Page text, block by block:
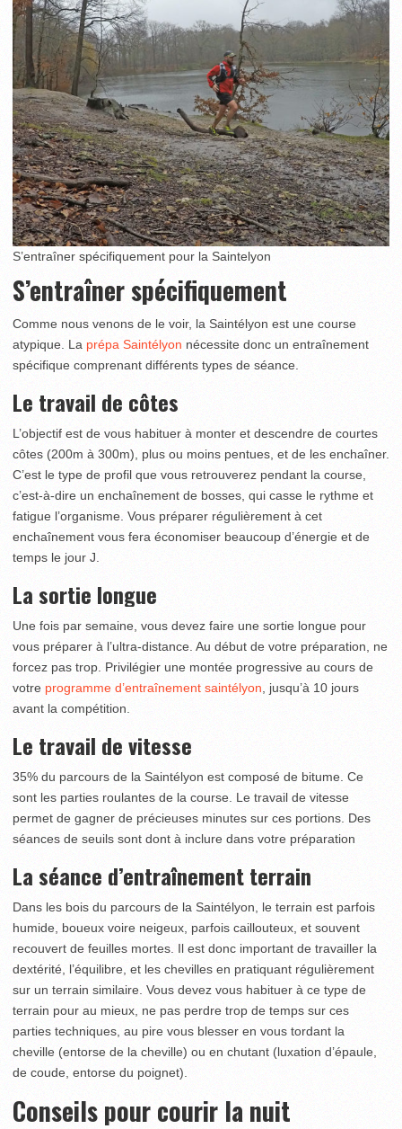
S’entraîner spécifiquement pour la Saintelyon
S’entraîner spécifiquement
Comme nous venons de le voir, la Saintélyon est une course
atypique. La prépa Saintélyon nécessite donc un entraînement
spécifique comprenant différents types de séance.
Le travail de côtes
L’objectif est de vous habituer à monter et descendre de courtes
côtes (200m à 300m), plus ou moins pentues, et de les enchaîner.
C’est le type de profil que vous retrouverez pendant la course,
c’est-à-dire un enchaînement de bosses, qui casse le rythme et
fatigue l’organisme. Vous préparer régulièrement à cet
enchaînement vous fera économiser beaucoup d’énergie et de
temps le jour J.
La sortie longue
Une fois par semaine, vous devez faire une sortie longue pour
vous préparer à l’ultra-distance. Au début de votre préparation, ne
forcez pas trop. Privilégier une montée progressive au cours de
votre programme d’entraînement saintélyon , jusqu’à 10 jours
avant la compétition.
Le travail de vitesse
35% du parcours de la Saintélyon est composé de bitume. Ce
sont les parties roulantes de la course. Le travail de vitesse
permet de gagner de précieuses minutes sur ces portions. Des
séances de seuils sont dont à inclure dans votre préparation
La séance d’entraînement terrain
Dans les bois du parcours de la Saintélyon, le terrain est parfois
humide, boueux voire neigeux, parfois caillouteux, et souvent
recouvert de feuilles mortes. Il est donc important de travailler la
dextérité, l’équilibre, et les chevilles en pratiquant régulièrement
sur un terrain similaire. Vous devez vous habituer à ce type de
terrain pour au mieux, ne pas perdre trop de temps sur ces
parties techniques, au pire vous blesser en vous tordant la
cheville (entorse de la cheville) ou en chutant (luxation d’épaule,
de coude, entorse du poignet).
Conseils pour courir la nuit